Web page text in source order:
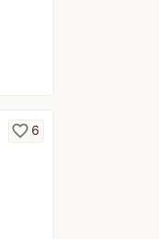
favorite_border 6